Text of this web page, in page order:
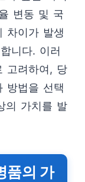
변동 및 국
차이가 발생
니다. 이러
고려하여, 당
방법을 선택
의 가치를 발
품의 가